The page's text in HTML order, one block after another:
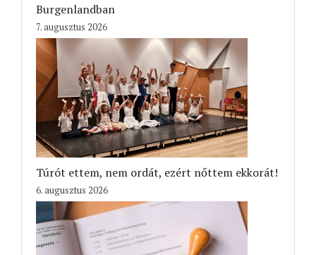
Burgenlandban
7. augusztus 2026
Túrót ettem, nem ordát, ezért nőttem ekkorát!
6. augusztus 2026